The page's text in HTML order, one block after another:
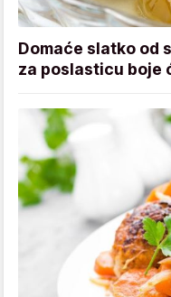
Domaće slatko od
za poslasticu boje